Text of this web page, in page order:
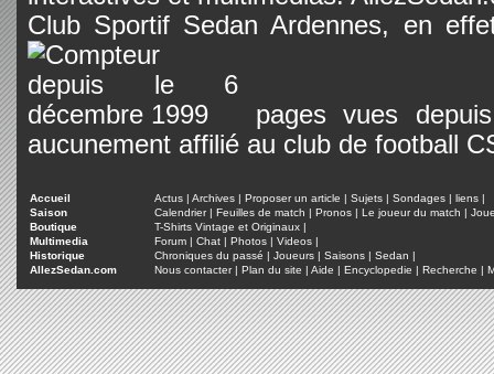
Club Sportif Sedan Ardennes, en
pages vues
aucunement affilié au club de football
Accueil Actus | Archives | Proposer un article | Sujets | Sondages | liens |
Saison
Calendrier| Feuilles de match | Pronos | Le joueur du match |
Boutique
T-Shirts Vintage et Originaux |
Multimedia
Forum | Chat | Photos | Videos |
Historique
Chroniques du passé | Joueurs | Saisons | Sedan |
AllezSedan.com
Nous contacter| Plan du site | Aide | Encyclopedie | Recherche |